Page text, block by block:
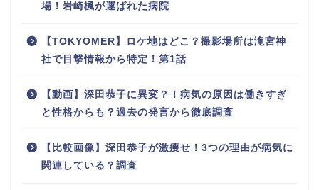
場！岩崎楓が運ばれた病院
【TOKYOMER】ロケ地はどこ？撮影場所は滝宮神
社で目撃情報から特定！第1話
【動画】深田恭子に異変？！病気の原因は働きすぎ
と性格からも？過去の発言から徹底調査
【比較画像】深田恭子が激痩せ！3つの理由が病気に
関連している？調査